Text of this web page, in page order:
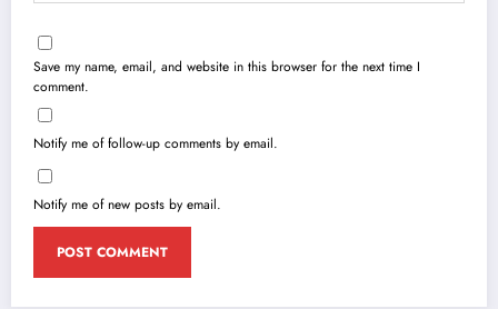
Save my name, email, and website in this browser for the next time I
comment.
Notify me of follow-up comments by email.
Notify me of new posts by email.